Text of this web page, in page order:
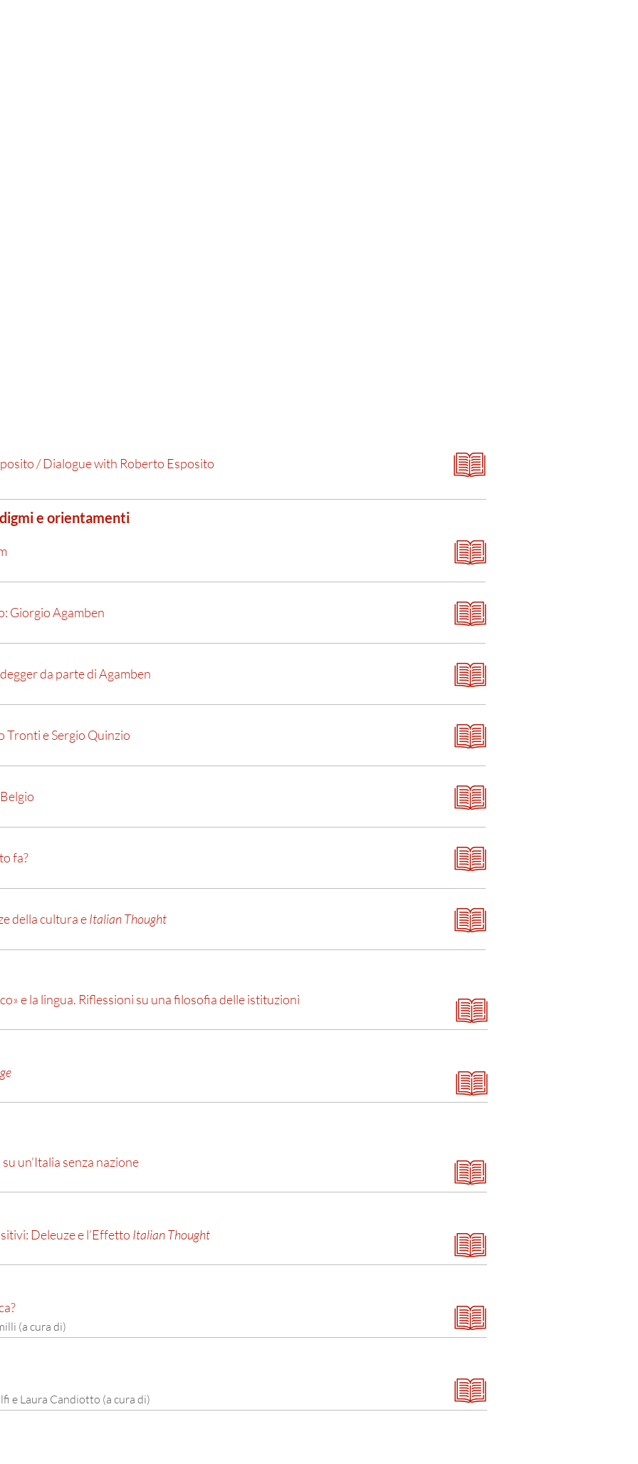
/ Dialogue with Roberto Esposito
e orientamenti
Giorgio Agamben
da parte di Agamben
e Sergio Quinzio
fa?
della cultura eItalian Thought
e la lingua. Riflessioni su una filosofia delle istituzioni
un’Italia senza nazione
Deleuze e l’Effetto Italian Thought
(a cura di)
e Laura Candiotto (a cura di)